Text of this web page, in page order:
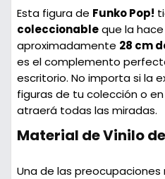
Esta figura de Funko Pop!
coleccionableque la
aproximadamente 28 cm
es el complemento
escritorio. No importa si la
figuras de tu colección o
atraerá todas las miradas.
Material de Vinilo
Una de las